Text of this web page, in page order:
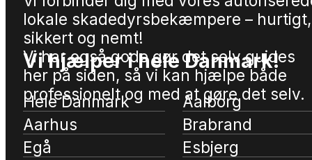
lokale skadedyrsbekæmpere – hurtigt,
sikkert og nemt!
Vi har også gode gør det selv guides
her på siden, så vi kan hjælpe både
professionelt og med at gøre det selv.
Vi hjælper i hele Danmark!
Hele Danmark
Aalborg
Aarhus
Brabrand
Egå
Esbjerg